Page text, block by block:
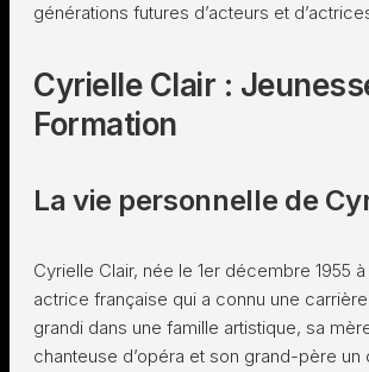
générations futures d’acteurs et
Cyrielle Clair :
Formation
La vie personnelle de
Cyrielle Clair, née le 1er décembre 1955
actrice française qui a connu une
grandi dans une famille artistique, sa
chanteuse d’opéra et son grand-père un